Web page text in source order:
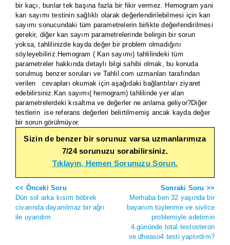
bir kaçı, bunlar tek başına fazla bir fikir vermez. Hemogram yani
kan sayımı testinin sağlıklı olarak değerlendirilebilmesi için kan
sayımı sonucundaki tüm parametrelerin birlikte değerlendirilmesi
gerekir, diğer kan sayım parametrelerinde belirgin bir sorun
yoksa, tahlilinizde kayda değer bir problem olmadığını
söyleyebiliriz.Hemogram ( Kan sayımı) tahlilindeki tüm
parametreler hakkında detaylı bilgi sahibi olmak, bu konuda
sorulmuş benzer soruları ve Tahlil.com uzmanları tarafından
verilen cevapları okumak için aşağıdaki bağlantıları ziyaret
edebilirsiniz.Kan sayımı( hemogram) tahlilinde yer alan
parametrelerdeki kısaltma ve değerler ne anlama geliyor?Diğer
testlerin ise referans değerleri belirtilmemiş ancak kayda değer
bir sorun görülmüyor.
Sizin de benzer bir sorunuz varsa uzmanlarımıza
7/24 sorunuzu sorabilirsiniz.
Tıklayın, Hemen Sorunuzu Sorun.
<< Önceki Soru
Dün sol arka kısım böbrek
civarında dayanılmaz bir ağrı
ile uyandım
Sonraki Soru >>
Merhaba ben 32 yaşında bir
bayanım.tüylenme ve sivilce
problemiyle adetimin
4.gününde total testosteron
ve dheaso4 testi yaptırdım?